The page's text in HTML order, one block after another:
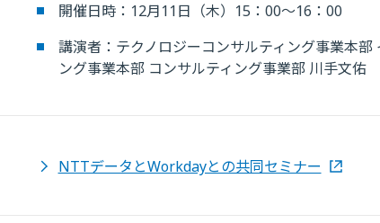
開催日時：12月11日（木）15：00～16：00
講演者：テクノロジーコンサルティング事業本
ング事業本部 コンサルティング事業部 川手文佑
NTTデータとWorkdayとの共同セミナー